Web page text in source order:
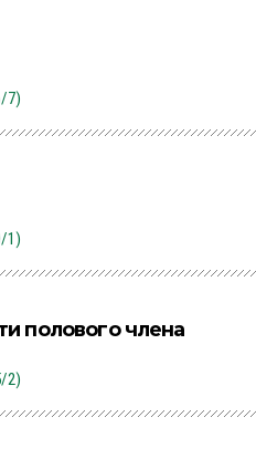
7)
1)
полового члена
2)